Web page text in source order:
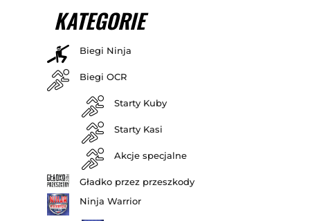
KATEGORIE
Biegi Ninja
Biegi OCR
Starty Kuby
Starty Kasi
Akcje specjalne
Gładko przez przeszkody
Ninja Warrior